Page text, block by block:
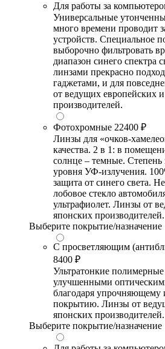
Для работы за
Универсальные
много времени проводит
устройств. Специальное
выборочно фильтровать
диапазон синего спектра
линзами прекрасно
гаджетами, и для
от ведущих европейских
производителей.
Фотохромные 22400 ₽
Линзы для «очков-
качества. 2 в 1: в
солнце – темные. Степень
уровня УФ-излучения.
защита от синего света.
лобовое стекло
ультрафиолет. Линзы от
японских производителей.
Выберите покрытие/назначение
С просветляющим
8400 ₽
Ультратонкие
улучшенными
благодаря
покрытию. Линзы от
японских производителей.
Выберите покрытие/назначение